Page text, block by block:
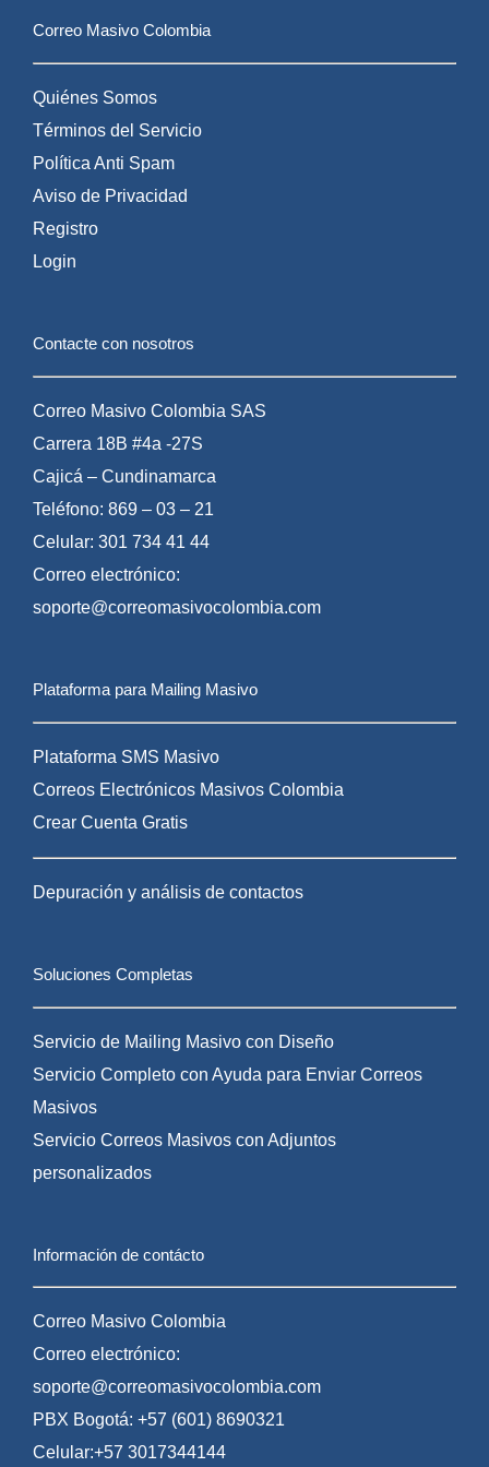
Correo Masivo Colombia
Quiénes Somos
Términos del Servicio
Política Anti Spam
Aviso de Privacidad
Registro
Login
Contacte con nosotros
Correo Masivo Colombia SAS
Carrera 18B #4a -27S
Cajicá – Cundinamarca
Teléfono: 869 – 03 – 21
Celular: 301 734 41 44
Correo electrónico:
soporte@correomasivocolombia.com
Plataforma para Mailing Masivo
Plataforma SMS Masivo
Correos Electrónicos Masivos Colombia
Crear Cuenta Gratis
Depuración y análisis de contactos
Soluciones Completas
Servicio de Mailing Masivo con Diseño
Servicio Completo con Ayuda para Enviar Correos
Masivos
Servicio Correos Masivos con Adjuntos
personalizados
Información de contácto
Correo Masivo Colombia
Correo electrónico:
soporte@correomasivocolombia.com
PBX Bogotá: +57 (601) 8690321
Celular:+57 3017344144